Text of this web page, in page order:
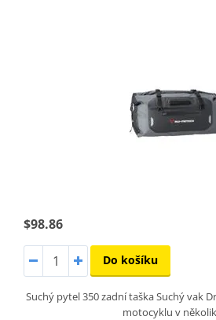
$98.86
Do košíku
Suchý pytel 350 zadní taška Suchý vak
motocyklu v